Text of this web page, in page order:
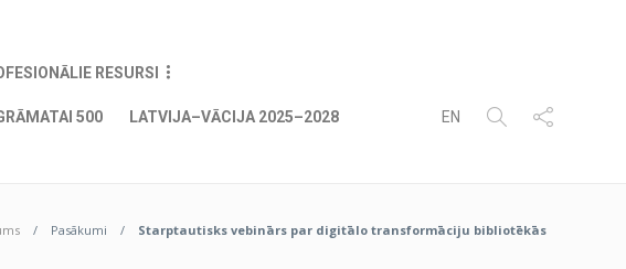
RESURSI
500 LATVIJA–VĀCIJA 2025–2028 EN
Pasākumi Starptautisks vebinārs par digitālo transformāciju bibliotēkās